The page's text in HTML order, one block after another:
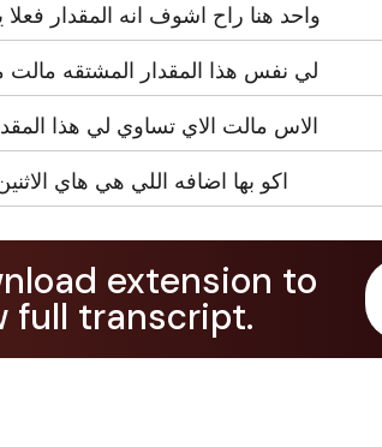
واحد هنا راح اشوف انه المقدار
لي نفس هذا المقدار المشتقه
الاس مالت الاي تساوي لي هذا
اكو بها اضافه اللي هي هاي
extension to
full transcript.